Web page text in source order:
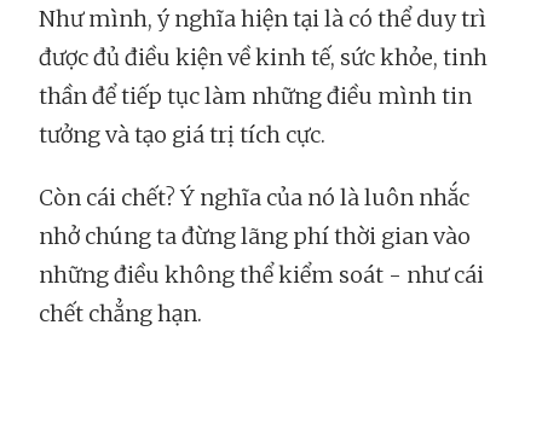
Như mình, ý nghĩa hiện tại là có thể duy trì
được đủ điều kiện về kinh tế, sức khỏe, tinh
thần để tiếp tục làm những điều mình tin
tưởng và tạo giá trị tích cực.
Còn cái chết? Ý nghĩa của nó là luôn nhắc
nhở chúng ta đừng lãng phí thời gian vào
những điều không thể kiểm soát - như cái
chết chẳng hạn.